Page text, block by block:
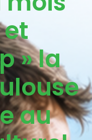
et
» la
au